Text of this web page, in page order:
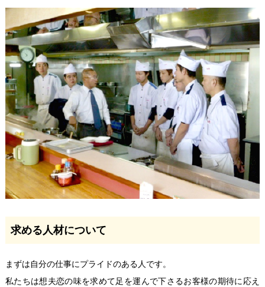
求める人材について
まずは自分の仕事にプライドのある人です。
私たちは想夫恋の味を求めて足を運んで下さるお客様の期待に応え